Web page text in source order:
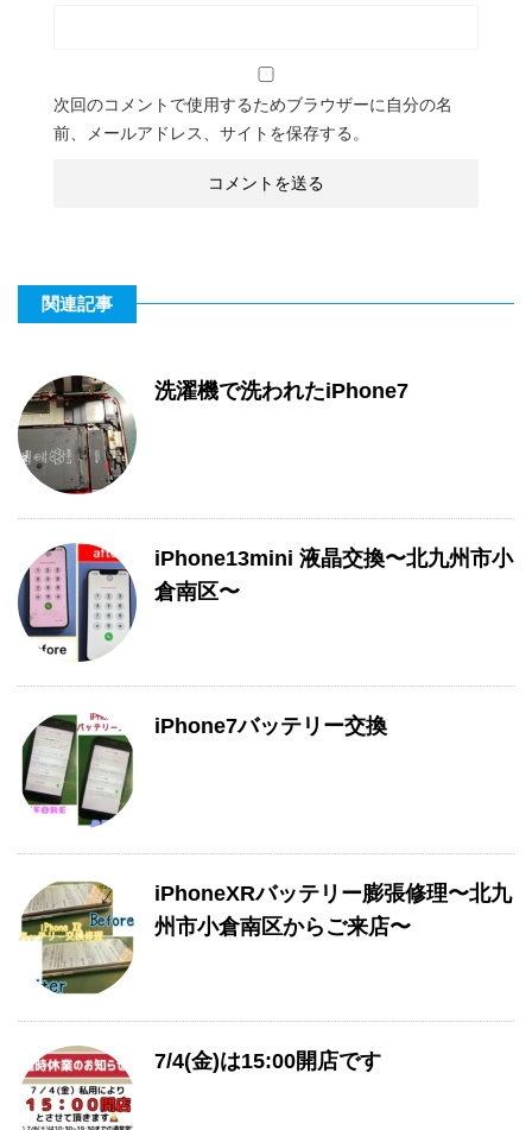
次回のコメントで使用するためブラウザーに自分の名
前、メールアドレス、サイトを保存する。
関連記事
洗濯機で洗われたiPhone7
iPhone13mini 液晶交換〜北九州市小
倉南区〜
iPhone7バッテリー交換
iPhoneXRバッテリー膨張修理〜北九
州市小倉南区からご来店〜
7/4(金)は15:00開店です